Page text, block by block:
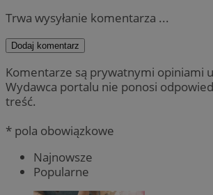
Trwa wysyłanie komentarza ...
Dodaj komentarz
Komentarze są prywatnymi opiniami
Wydawca portalu nie ponosi
treść.
* pola obowiązkowe
Najnowsze
Popularne